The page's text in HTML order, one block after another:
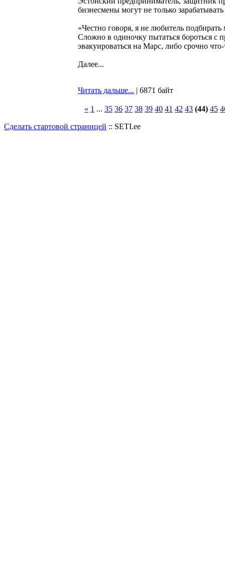
бизнесмены могут не только
«Честно говоря, я не любитель подбирать
Сложно в одиночку пытаться бороться с
эвакуироваться на Марс, либо срочно
Далее...
Читать дальше... | 6871 байт
« 1 ... 35 36 37 38 39 40 41 42 43 (44) 45
Сделать стартовой страницей :: SETI.ee